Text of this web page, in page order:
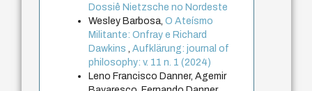
Dossiê Nietzsche no Nordeste
Wesley Barbosa,O Ateísmo
Militante: Onfray e Richard
Dawkins,Aufklärung: journal of
philosophy: v. 11 n. 1 (2024)
Leno Francisco Danner, Agemir